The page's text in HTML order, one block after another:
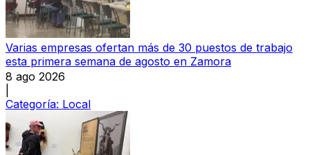
Varias empresas ofertan más de 30 puestos de trabajo
esta primera semana de agosto en Zamora
8 ago 2026
Categoría: Local